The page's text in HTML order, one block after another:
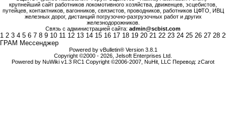
крупнейший сайт работников локомотивного хозяйства, движенцев, эсцебистов,
путейцев, контактников, вагонников, связистов, проводников, работников ЦФТО, ИВЦ
железных дорог, дистанций погрузочно-разгрузочных работ и других
железнодорожников.
Связь с администрацией сайта: admin@scbist.com
1 2 3 4 5 6 7 8 9 10 11 12 13 14 15 16 17 18 19 20 21 22 23 24 25 26 27 28
ГРАМ Мессенджер
Powered by vBulletin® Version 3.8.1
Copyright ©2000 - 2026, Jelsoft Enterprises Ltd.
Powered by NuWiki v1.3 RC1 Copyright ©2006-2007, NuHit, LLC Перевод: zCarot